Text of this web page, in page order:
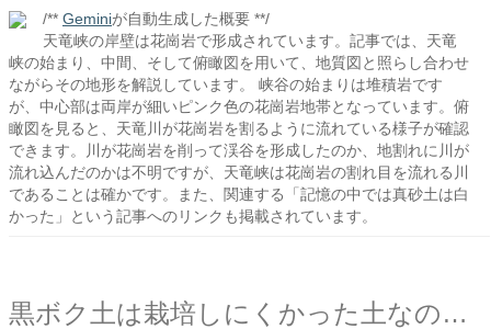
/** Geminiが自動生成した概要 **/
天竜峡の岸壁は花崗岩で形成されています。記事では、天竜
峡の始まり、中間、そして俯瞰図を用いて、地質図と照らし合わせ
ながらその地形を解説しています。 峡谷の始まりは堆積岩です
が、中心部は両岸が細いピンク色の花崗岩地帯となっています。俯
瞰図を見ると、天竜川が花崗岩を割るように流れている様子が確認
できます。川が花崗岩を削って渓谷を形成したのか、地割れに川が
流れ込んだのかは不明ですが、天竜峡は花崗岩の割れ目を流れる川
であることは確かです。また、関連する「記憶の中では真砂土は白
かった」という記事へのリンクも掲載されています。
黒ボク土は栽培しにくかった土なのか？前編